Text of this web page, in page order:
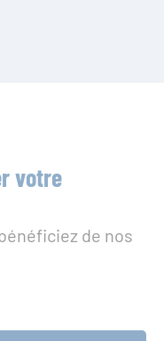
votre
de nos